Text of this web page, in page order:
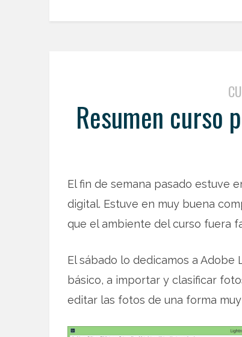
Resumen curso
El fin de semana pasado estuve
digital. Estuve en muy buena
que el ambiente del curso fuera
El sábado lo dedicamos a
básico, a importar y clasificar
editar las fotos de una forma